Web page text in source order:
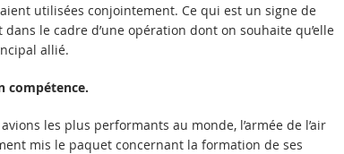
utilisées conjointement. Ce qui est un signe de
le cadre d’une opération dont on souhaite qu’elle
allié.
compétence.
les plus performants au monde, l’armée de l’air
mis le paquet concernant la formation de ses